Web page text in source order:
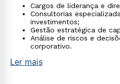
Cargos de liderança e
Consultorias
investimentos;
Gestão estratégica de
Análise de riscos e
corporativo.
Ler mais